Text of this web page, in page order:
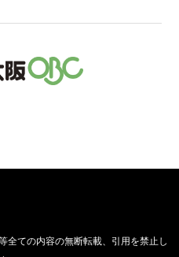
全ての内容の無断転載、引用を禁止し